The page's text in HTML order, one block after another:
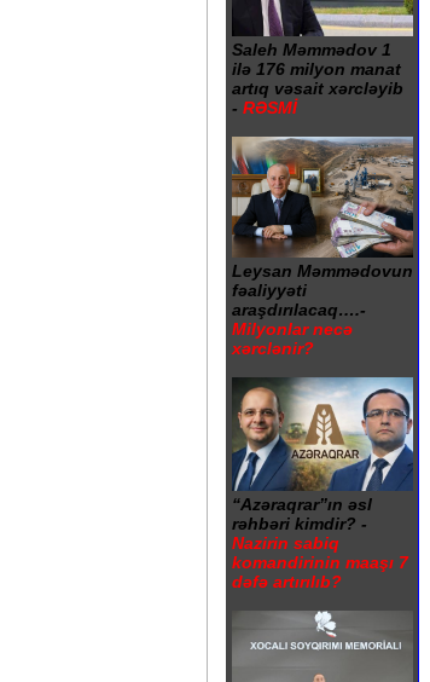
Saleh Məmmədov 1
ilə 176 milyon manat
artıq vəsait xərcləyib
- RƏSMİ
Leysan Məmmədovun
fəaliyyəti
araşdırılacaq….-
Milyonlar necə
xərclənir?
“Azəraqrar”ın əsl
rəhbəri kimdir? -
Nazirin sabiq
komandirinin maaşı 7
dəfə artırılıb?